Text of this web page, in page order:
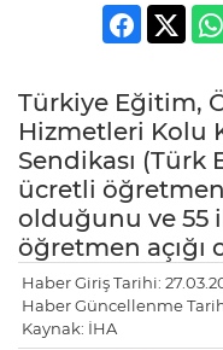
Türkiye Eğitim,
Hizmetleri Kolu
Sendikası (Türk
ücretli öğretmen
olduğunu ve 55
öğretmen açığı
Haber Giriş Tarihi:
Haber Güncellenme
Kaynak: İHA